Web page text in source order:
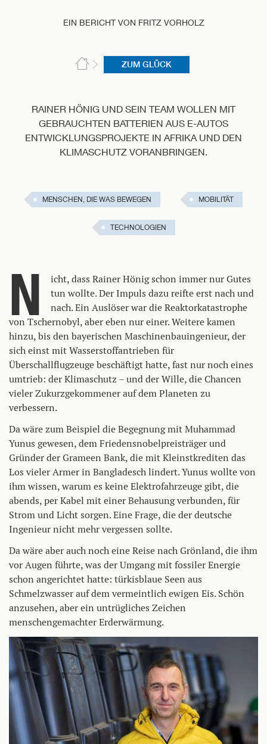
EIN BERICHT VON FRITZ VORHOLZ
ZUM GLÜCK
RAINER HÖNIG UND SEIN TEAM WOLLEN MIT
GEBRAUCHTEN BATTERIEN AUS E-AUTOS
ENTWICKLUNGSPROJEKTE IN AFRIKA UND DEN
KLIMASCHUTZ VORANBRINGEN.
MENSCHEN, DIE WAS BEWEGEN MOBILITÄT
TECHNOLOGIEN
N
icht, dass Rainer Hönig schon immer nur Gutes
tun wollte. Der Impuls dazu reifte erst nach und
nach. Ein Auslöser war die Reaktorkatastrophe
von Tschernobyl, aber eben nur einer. Weitere kamen
hinzu, bis den bayerischen Maschinenbauingenieur, der
sich einst mit Wasserstoffantrieben für
Überschallflugzeuge beschäftigt hatte, fast nur noch eines
umtrieb: der Klimaschutz – und der Wille, die Chancen
vieler Zukurzgekommener auf dem Planeten zu
verbessern.
Da wäre zum Beispiel die Begegnung mit Muhammad
Yunus gewesen, dem Friedensnobelpreisträger und
Gründer der Grameen Bank, die mit Kleinstkrediten das
Los vieler Armer in Bangladesch lindert. Yunus wollte von
ihm wissen, warum es keine Elektrofahrzeuge gibt, die
abends, per Kabel mit einer Behausung verbunden, für
Strom und Licht sorgen. Eine Frage, die der deutsche
Ingenieur nicht mehr vergessen sollte.
Da wäre aber auch noch eine Reise nach Grönland, die ihm
vor Augen führte, was der Umgang mit fossiler Energie
schon angerichtet hatte: türkisblaue Seen aus
Schmelzwasser auf dem vermeintlich ewigen Eis. Schön
anzusehen, aber ein untrügliches Zeichen
menschengemachter Erderwärmung.